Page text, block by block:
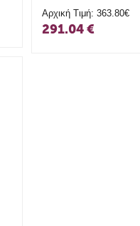
Αρχική Τιμή: 363.80€
291.04€